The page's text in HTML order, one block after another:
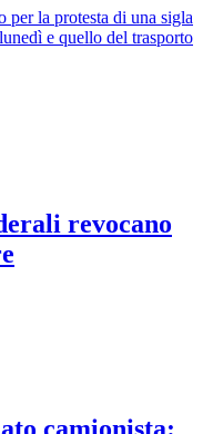
la protesta di una sigla
e quello del trasporto
revocano